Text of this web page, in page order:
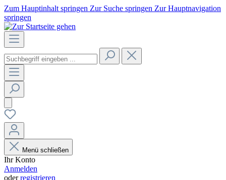
Zum Hauptinhalt springen Zur Suche springen Zur Hauptnavigation
springen
Menü schließen
Ihr Konto
Anmelden
oderregistrieren